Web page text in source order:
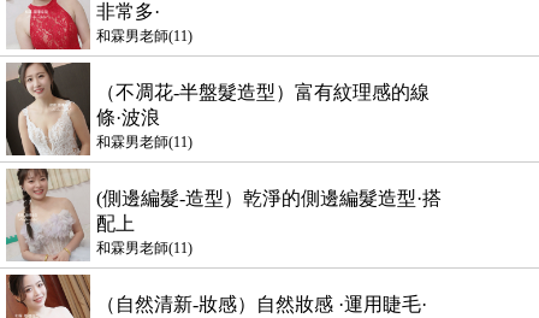
非常多·
和霖男老師(11)
（不凋花-半盤髮造型）富有紋理感的線
條·波浪
和霖男老師(11)
(側邊編髮-造型）乾淨的側邊編髮造型·搭
配上
和霖男老師(11)
（自然清新-妝感）自然妝感 ·運用睫毛·